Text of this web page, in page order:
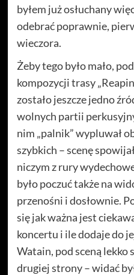
byłem już osłuchany
odebrać poprawnie,
wieczora.
Żeby tego było mało,
kompozycji trasy
zostało jeszcze jedno
wolnych partii
nim „palnik” wypluwał
szybkich – scenę
niczym z rury
było poczuć także na
przenośni i dosłownie.
się jak ważna jest
koncertu i ile dodaje do
Watain, pod sceną lekko
drugiej strony – widać